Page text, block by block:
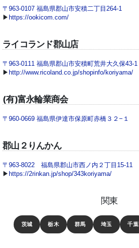
〒963-0107 福島県郡山市安積二丁目264-1
▶ https://ookicom.com/
ライコランド郡山店
〒963-0111 福島県郡山市安積町荒井大久保43-1
▶ http://www.ricoland.co.jp/shopinfo/koriyama/
(有)富永輪業商会
〒960-0669 福島県伊達市保原町赤橋３２−１
郡山２りんかん
〒963-8022 福島県郡山市西ノ内２丁目15-11
▶ https://2rinkan.jp/shop/343koriyama/
関東
茨城 栃木 群馬 埼玉 千葉